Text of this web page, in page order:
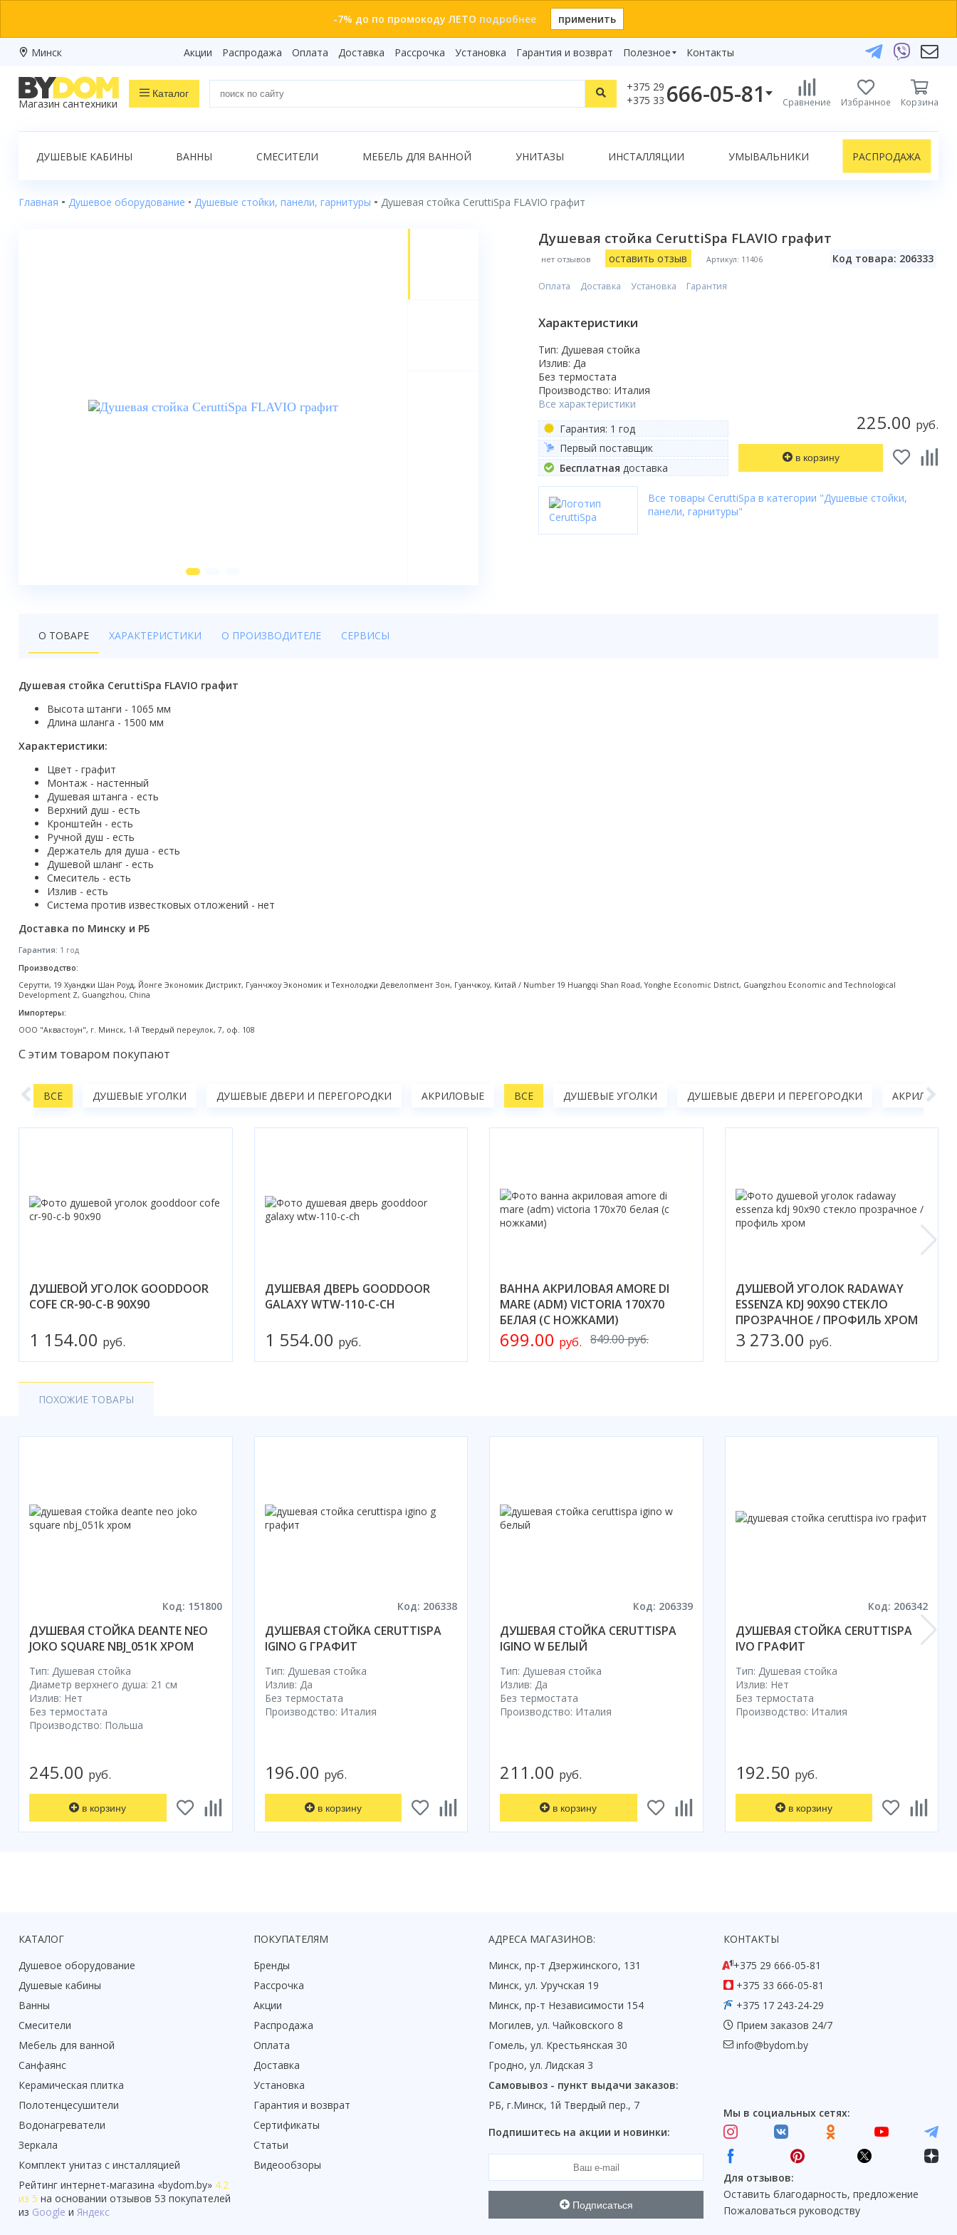
-7% до по промокоду ЛЕТО подробнее применить
Минск Акции Распродажа Оплата Доставка Рассрочка Установка Гарантия и возврат
Полезное
Видеообзоры
Бренды
Контакты
Магазин сантехники
Каталог
+375 29
+375 33 666-05-81
+375 29 666-05-81
+375 17 243-24-29
Telegram
Viber
Сравнение Избранное Корзина
Показать все результаты
Распродажа
Ванны
Смесители
Кухонные мойки
Радиаторы отопления
Котлы отопления
Аксессуары для ванной
Сифоны и донные клапаны
Люки
Дом и сад
Акции
ДУШЕВЫЕ КАБИНЫ ВАННЫ СМЕСИТЕЛИ МЕБЕЛЬ ДЛЯ ВАННОЙ УНИТАЗЫ ИНСТАЛЛЯЦИИ УМЫВАЛЬНИКИ РАСПРОДАЖА
Главная Душевое оборудование Душевые стойки, панели, гарнитуры Душевая стойка CeruttiSpa FLAVIO графит
Душевая стойка CeruttiSpa FLAVIO графит
нет отзывов оставить отзыв Артикул: 11406 Код товара: 206333
225.00 руб.
в корзину
Оплата Доставка Установка Гарантия
Характеристики
Тип: Душевая стойка
Излив: Да
Без термостата
Производство: Италия
Все характеристики
Гарантия: 1 год
Первый поставщик
Бесплатная доставка
Все товары CeruttiSpa в категории "Душевые стойки,
панели, гарнитуры"
О ТОВАРЕ ХАРАКТЕРИСТИКИ О ПРОИЗВОДИТЕЛЕ СЕРВИСЫ
Душевая стойка CeruttiSpa FLAVIO графит
Высота штанги - 1065 мм
Длина шланга - 1500 мм
Характеристики:
Цвет - графит
Монтаж - настенный
Душевая штанга - есть
Верхний душ - есть
Кронштейн - есть
Ручной душ - есть
Держатель для душа - есть
Душевой шланг - есть
Смеситель - есть
Излив - есть
Система против известковых отложений - нет
Доставка по Минску и РБ
Гарантия: 1 год
Производство:
Серутти, 19 Хуанджи Шан Роуд, Йонге Экономик Дистрикт, Гуанчжоу Экономик и Технолоджи Девелопмент Зон, Гуанчжоу, Китай / Number 19 Huangqi Shan Road, Yonghe Economic District, Guangzhou Economic and Technological
Development Z, Guangzhou, China
Импортеры:
ООО "Аквастоун", г. Минск, 1-й Твердый переулок, 7, оф. 108
С этим товаром покупают
ВСЕ ДУШЕВЫЕ УГОЛКИ ДУШЕВЫЕ ДВЕРИ И ПЕРЕГОРОДКИ АКРИЛОВЫЕ ВСЕ ДУШЕВЫЕ УГОЛКИ ДУШЕВЫЕ ДВЕРИ И ПЕРЕГОРОДКИ АКРИЛОВЫЕ
ДУШЕВОЙ УГОЛОК GOODDOOR
COFE CR-90-C-B 90X90
1 154.00 руб.
ДУШЕВОЙ УГОЛОК RADAWAY
ESSENZA KDJ 90X90 СТЕКЛО
ПРОЗРАЧНОЕ / ПРОФИЛЬ ХРОМ
3 273.00 руб.
ДУШЕВАЯ ДВЕРЬ GOODDOOR
GALAXY WTW-110-C-CH
1 554.00 руб.
ВАННА АКРИЛОВАЯ AMORE DI
MARE (ADM) VICTORIA 170X70
БЕЛАЯ (С НОЖКАМИ)
849.00 руб.
699.00 руб.
ПОХОЖИЕ ТОВАРЫ
Код: 151800
ДУШЕВАЯ СТОЙКА DEANTE NEO
JOKO SQUARE NBJ_051K ХРОМ
Тип: Душевая стойка
Диаметр верхнего душа: 21 см
Излив: Нет
Без термостата
Производство: Польша
245.00 руб.
в корзину
Код: 206338
ДУШЕВАЯ СТОЙКА CERUTTISPA
IGINO G ГРАФИТ
Тип: Душевая стойка
Излив: Да
Без термостата
Производство: Италия
196.00 руб.
в корзину
Код: 206339
ДУШЕВАЯ СТОЙКА CERUTTISPA
IGINO W БЕЛЫЙ
Тип: Душевая стойка
Излив: Да
Без термостата
Производство: Италия
211.00 руб.
в корзину
Код: 206342
ДУШЕВАЯ СТОЙКА CERUTTISPA
IVO ГРАФИТ
Тип: Душевая стойка
Излив: Нет
Без термостата
Производство: Италия
192.50 руб.
в корзину
КАТАЛОГ
Душевое оборудование
Душевые кабины
Ванны
Смесители
Мебель для ванной
Санфаянс
Керамическая плитка
Полотенцесушители
Водонагреватели
Зеркала
Комплект унитаз с инсталляцией
Рейтинг интернет-магазина «bydom.by» 4.2
из 5 на основании отзывов 53 покупателей
из Google и Яндекс
ПОКУПАТЕЛЯМ
Бренды
Рассрочка
Акции
Распродажа
Оплата
Доставка
Установка
Гарантия и возврат
Сертификаты
Статьи
Видеообзоры
АДРЕСА МАГАЗИНОВ:
Минск, пр-т Дзержинского, 131
Минск, ул. Уручская 19
Минск, пр-т Независимости 154
Могилев, ул. Чайковского 8
Гомель, ул. Крестьянская 30
Гродно, ул. Лидская 3
Самовывоз - пункт выдачи заказов:
РБ, г.Минск, 1й Твердый пер., 7
Подпишитесь на акции и новинки:
Подписаться
КОНТАКТЫ
+375 29 666-05-81
+375 33 666-05-81
+375 17 243-24-29
Прием заказов 24/7
info@bydom.by
Мы в социальных сетях:
Для отзывов:
Оставить благодарность, предложение
Пожаловаться руководству